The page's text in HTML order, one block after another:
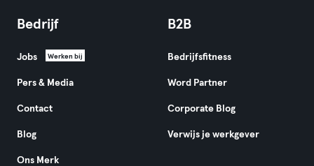
Bedrijf
Jobs Werken bij
Pers & Media
Contact
Blog
Ons Merk
B2B
Bedrijfsfitness
Word Partner
Corporate Blog
Verwijs je werkgever